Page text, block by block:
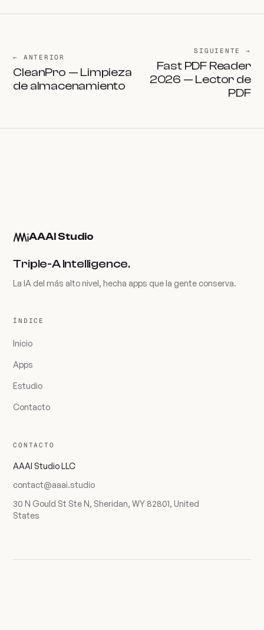
← ANTERIOR
CleanPro — Limpieza
de almacenamiento
SIGUIENTE →
Fast PDF Reader
2026 — Lector de
PDF
AAAI Studio
Triple-A Intelligence.
La IA del más alto nivel, hecha apps que la gente conserva.
ÍNDICE
Inicio
Apps
Estudio
Contacto
CONTACTO
AAAI Studio LLC
contact@aaai.studio
30 N Gould St Ste N, Sheridan, WY 82801, United
States